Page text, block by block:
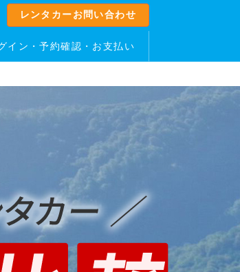
レンタカーお問い合わせ
イン・予約確認・お支払い